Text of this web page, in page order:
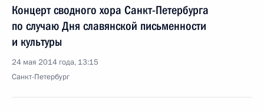
Концерт сводного хора Санкт-Петербурга
по случаю Дня славянской письменности
и культуры
24 мая 2014 года, 13:15
Санкт-Петербург